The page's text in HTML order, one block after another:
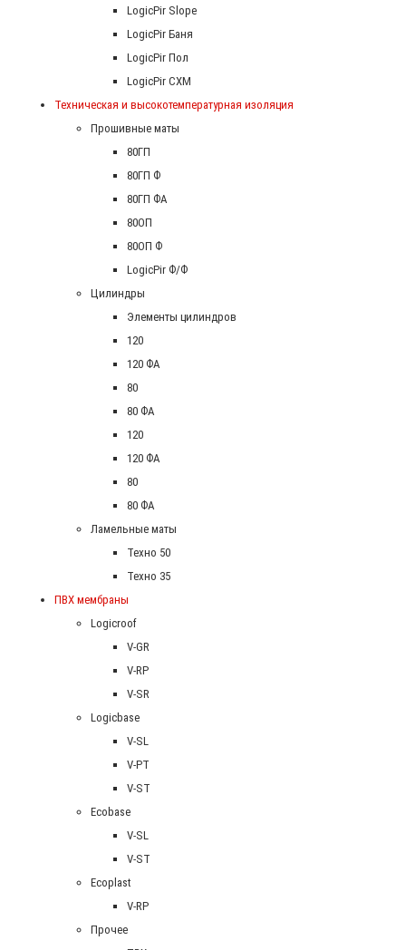
LogicPir Slope
LogicPir Баня
LogicPir Пол
LogicPir СХМ
Техническая и высокотемпературная изоляция
Прошивные маты
80ГП
80ГП Ф
80ГП ФА
80ОП
80ОП Ф
LogicPir Ф/Ф
Цилиндры
Элементы цилиндров
120
120 ФА
80
80 ФА
120
120 ФА
80
80 ФА
Ламельные маты
Техно 50
Техно 35
ПВХ мембраны
Logicroof
V-GR
V-RP
V-SR
Logicbase
V-SL
V-PT
V-ST
Ecobase
V-SL
V-ST
Ecoplast
V-RP
Прочее